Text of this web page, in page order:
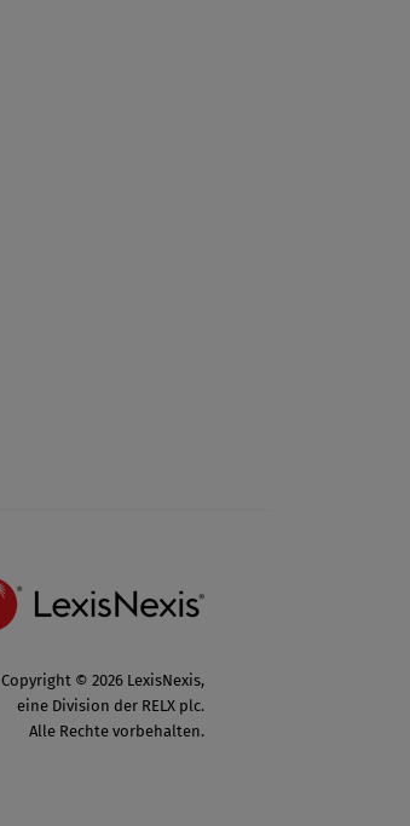
Copyright © 2026 LexisNexis,
eine Division der RELX plc.
Alle Rechte vorbehalten.